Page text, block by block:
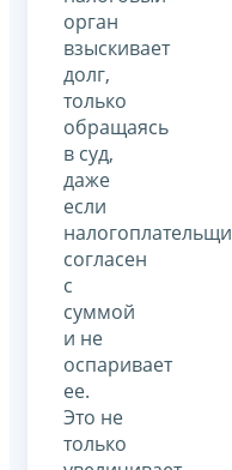
орган
взыскивает
долг,
только
обращаясь
в суд,
даже
если
согласен
с
суммой
и не
оспаривает
ее.
Это не
только